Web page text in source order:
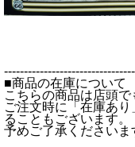
■商品の在庫について
こちらの商品は店頭で
ご注文時に「在庫あ
ることもございます。
予めご了承くださいま